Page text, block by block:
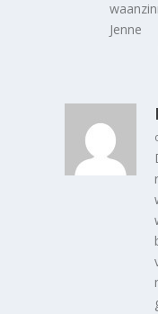
Jenne